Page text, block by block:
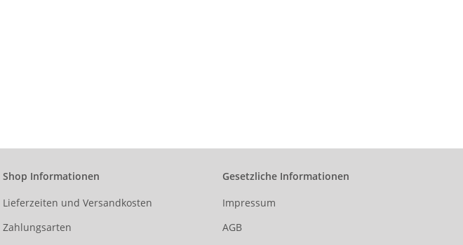
Shop Informationen
Lieferzeiten und Versandkosten
Zahlungsarten
Gesetzliche Informationen
Impressum
AGB